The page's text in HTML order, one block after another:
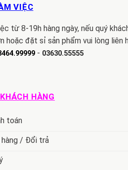
VIỆC
từ 8-19h hàng ngày, nếu quý
hoặc đặt sỉ sản phẩm vui lòng liên
- 03630.55555
HÀNG
toán
hàng / Đổi trả